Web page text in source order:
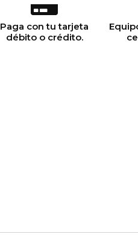
Paga con tu tarjeta
débito o crédito.